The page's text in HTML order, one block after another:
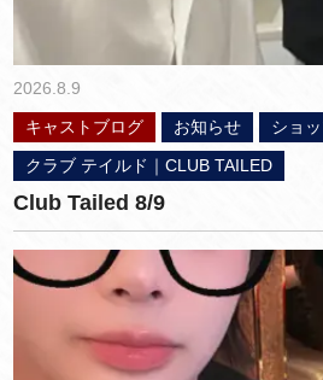
2026.8.9
キャストブログ
お知らせ
ショ
クラブ テイルド｜CLUB TAILED
Club Tailed 8/9